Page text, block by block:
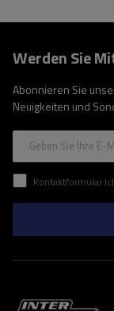
Werden Sie
Abonnieren Sie
Neuigkeiten und
Geben Sie Ihre E-
Kontaktformular Ich stimme der Verarbeitung